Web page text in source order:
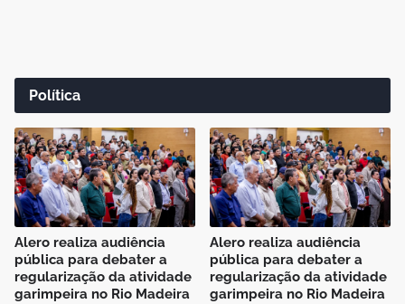
Política
Alero realiza audiência
pública para debater a
regularização da atividade
garimpeira no Rio Madeira
Alero realiza audiência
pública para debater a
regularização da atividade
garimpeira no Rio Madeira